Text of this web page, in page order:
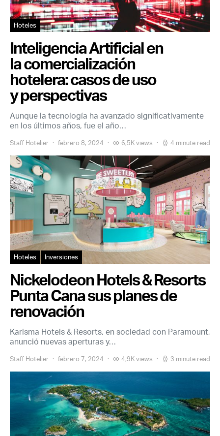
Hoteles
Inteligencia Artificial en
la comercialización
hotelera: casos de uso
y perspectivas
Aunque la tecnología ha avanzado significativamente
en los últimos años, fue el año…
Staff Hotelier febrero 8, 2024 6,5K views 4 minute read
Hoteles Inversiones
Nickelodeon Hotels & Resorts
Punta Cana sus planes de
renovación
Karisma Hotels & Resorts, en sociedad con Paramount,
anunció nuevas aperturas y…
Staff Hotelier febrero 7, 2024 4,9K views 3 minute read